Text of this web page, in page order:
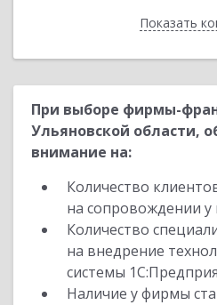
ПоказатьНазад
При выборе фирмы-
Ульяновской области,
внимание на:
Количество
на сопровождении
Количество
на внедрение
системы
Наличие у фирмы